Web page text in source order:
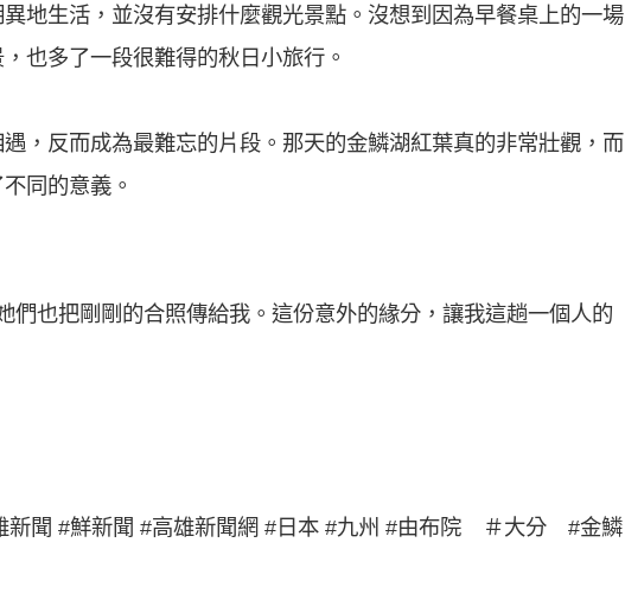
地生活，並沒有安排什麼觀光景點。沒想到因為早餐桌上的一場
也多了一段很難得的秋日小旅行。
，反而成為最難忘的片段。那天的金鱗湖紅葉真的非常壯觀，而
同的意義。
們也把剛剛的合照傳給我。這份意外的緣分，讓我這趟一個人的
新聞 #鮮新聞 #高雄新聞網 #日本 #九州 #由布院 ＃大分 #金鱗